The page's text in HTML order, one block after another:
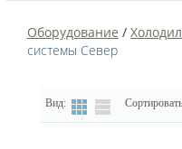
Оборудование /
системы Север
Вид: